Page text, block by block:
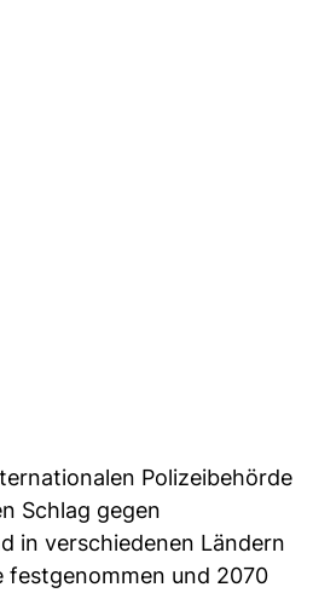
Polizeibehörde
Schlag gegen
in verschiedenen Ländern
festgenommen und 2070